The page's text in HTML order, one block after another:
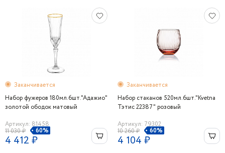
Заканчивается
Набор фужеров 180мл.6шт."Адажио"
золотой ободок матовый
Артикул: 81458
11 030 ₽
60%
4 412 ₽
Заканчивается
Набор стаканов 520мл.6шт."Kvetna
Тэтис 22387" розовый
Артикул: 79302
10 260 ₽
60%
4 104 ₽